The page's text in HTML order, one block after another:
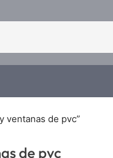
ventanas de pvc”
de pvc